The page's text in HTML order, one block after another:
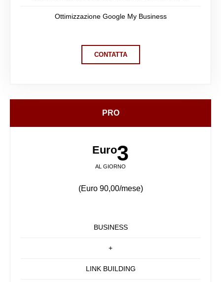
Ottimizzazione Google My Business
CONTATTA
PRO
Euro3
AL GIORNO
(Euro 90,00/mese)
BUSINESS
+
LINK BUILDING